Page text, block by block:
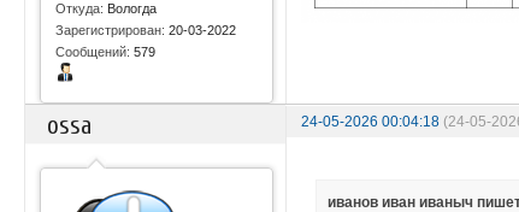
Откуда: Вологда
Зарегистрирован:20-03-2022
Сообщений:579
ossa 24-05-2026 00:04:18 (24-05-
иванов иван иваныч